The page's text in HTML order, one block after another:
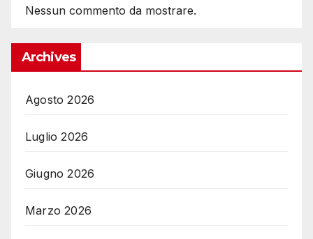
Nessun commento da mostrare.
Archives
Agosto 2026
Luglio 2026
Giugno 2026
Marzo 2026